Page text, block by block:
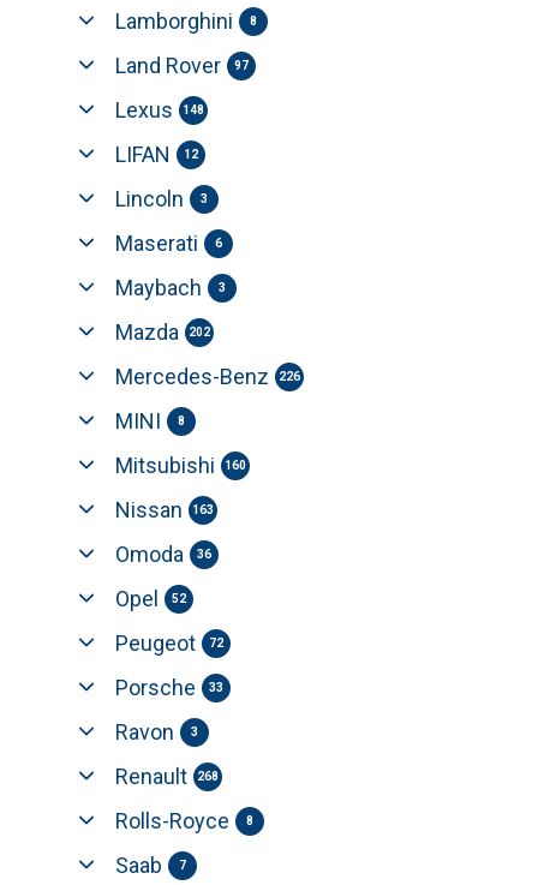
Lamborghini 8
Land Rover 97
Lexus 148
LIFAN 12
Lincoln 3
Maserati 6
Maybach 3
Mazda 202
Mercedes-Benz 226
MINI 8
Mitsubishi 160
Nissan 163
Omoda 36
Opel 52
Peugeot 72
Porsche 33
Ravon 3
Renault 268
Rolls-Royce 8
Saab 7